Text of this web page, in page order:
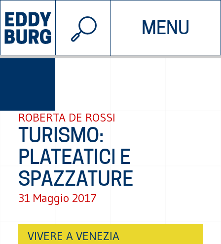
MENU
INIZIATIVE CHI SIAMO
© 2026 EDDYBURG
ROBERTA DE ROSSI
TURISMO:
PLATEATICI E
SPAZZATURE
31 Maggio 2017
VIVERE A VENEZIA